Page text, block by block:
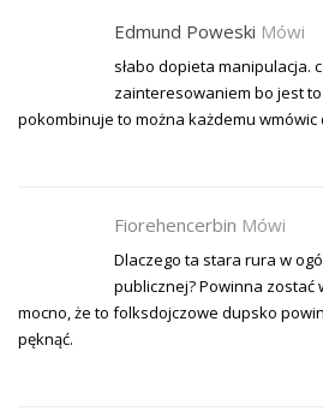
Edmund Poweski Mówi
słabo dopieta manipulacja.
zainteresowaniem bo jest
pokombinuje to można każdemu wmówic
Fiorehencerbin Mówi
Dlaczego ta stara rura w
publicznej? Powinna zostać
mocno, że to folksdojczowe dupsko
pęknąć.